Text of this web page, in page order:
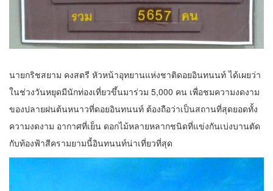
นายกริชสยาม คงสตรี หัวหน้าอุทยานแห่งชาติดอยอินทนนท์ ได้เผยว่า
ในช่วงวันหยุดมีนักท่องเที่ยวขึ้นมาร่วม 5,000 คน เพื่อชมความงดงาม
ของปลายฝนต้นหนาวที่ดอยอินทนนท์ ต้องถือว่าเป็นสถานที่สุดยอดทั้ง
ความงดงาม อากาศที่เย็น ดอกไม้หลายหลากชนิดที่แข่งกันเบ่งบานตัด
กับท้องฟ้าสีครามยามนี้อินทนนท์น่าเที่ยวที่สุด